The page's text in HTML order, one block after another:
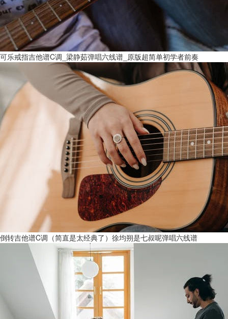
可乐戒指吉他谱C调_梁静茹弹唱六线谱_原版超简单初学者前奏
倒转吉他谱C调（简直是太经典了）徐均朔是七叔呢弹唱六线谱